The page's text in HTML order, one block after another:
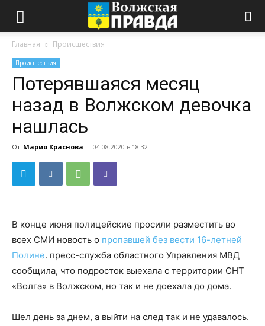
Главная Происшествия
Происшествия
Потерявшаяся месяц
назад в Волжском девочка
нашлась
От Мария Краснова - 04.08.2020 в 18:32
В конце июня полицейские просили разместить во
всех СМИ новость о пропавшей без вести 16-летней
Полине. пресс-служба областного Управления МВД
сообщила, что подросток выехала с территории СНТ
«Волга» в Волжском, но так и не доехала до дома.
Шел день за днем, а выйти на след так и не удавалось.